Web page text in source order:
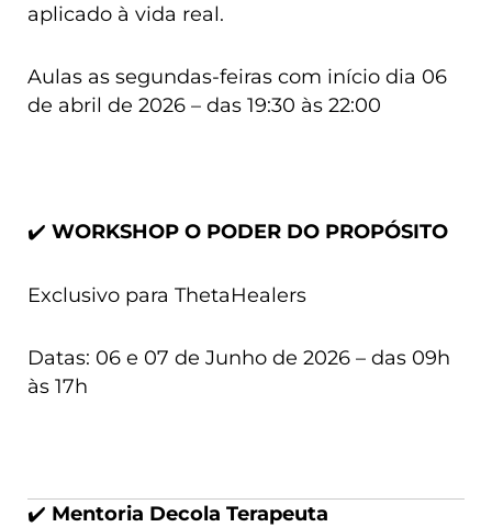
aplicado à vida real.
Aulas as segundas-feiras com início dia 06
de abril de 2026 – das 19:30 às 22:00
✔️ WORKSHOP O PODER DO PROPÓSITO
Exclusivo para ThetaHealers
Datas: 06 e 07 de Junho de 2026 – das 09h
às 17h
✔️ Mentoria Decola Terapeuta